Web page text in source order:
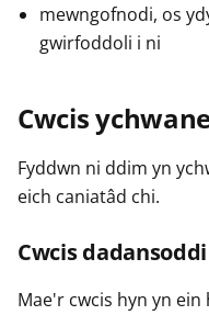
mewngofnodi, os
gwirfoddoli i ni
Cwcis
Fyddwn ni ddim yn
eich caniatâd chi.
Cwcis dadansoddi
Mae'r cwcis hyn yn